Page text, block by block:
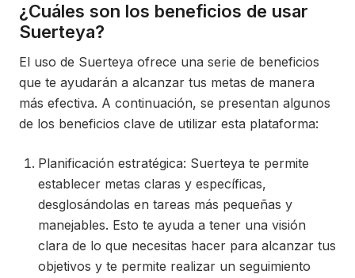
¿Cuáles son los beneficios de usar
Suerteya?
El uso de Suerteya ofrece una serie de beneficios
que te ayudarán a alcanzar tus metas de manera
más efectiva. A continuación, se presentan algunos
de los beneficios clave de utilizar esta plataforma:
Planificación estratégica: Suerteya te permite
establecer metas claras y específicas,
desglosándolas en tareas más pequeñas y
manejables. Esto te ayuda a tener una visión
clara de lo que necesitas hacer para alcanzar tus
objetivos y te permite realizar un seguimiento